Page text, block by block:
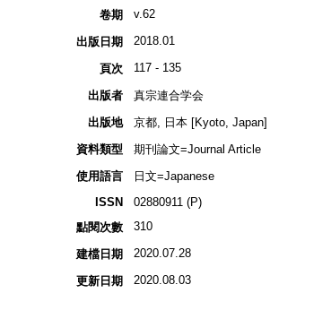
卷期
v.62
出版日期 2018.01
頁次 117 - 135
出版者
真宗連合学会
出版地
京都, 日本 [Kyoto, Japan]
資料類型
期刊論文=Journal Article
使用語言
日文=Japanese
ISSN
02880911 (P)
點閱次數
310
建檔日期 2020.07.28
更新日期 2020.08.03